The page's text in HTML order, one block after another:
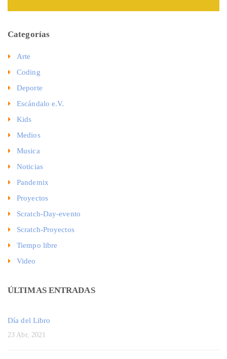
Categorías
Arte
Coding
Deporte
Escándalo e.V.
Kids
Medios
Musica
Noticias
Pandemix
Proyectos
Scratch-Day-evento
Scratch-Proyectos
Tiempo libre
Video
ÚLTIMAS ENTRADAS
Día del Libro
23 Abr, 2021